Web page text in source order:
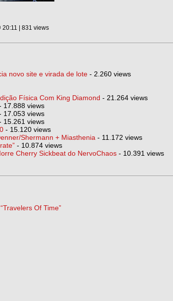
20:11 | 831 views
novo site e virada de lote - 2.260 views
Física Com King Diamond - 21.264 views
17.888 views
17.053 views
15.261 views
- 15.120 views
Shermann + Miasthenia - 11.172 views
- 10.874 views
Cherry Sickbeat do NervoChaos - 10.391 views
Of Time”